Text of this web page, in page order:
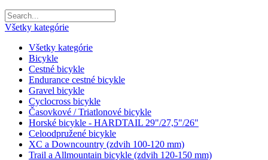
Všetky kategórie
Všetky kategórie
Bicykle
Cestné bicykle
Endurance cestné bicykle
Gravel bicykle
Cyclocross bicykle
Časovkové / Triatlonové bicykle
Horské bicykle - HARDTAIL 29"/27,5"/26"
Celoodpružené bicykle
XC a Downcountry (zdvih 100-120 mm)
Trail a Allmountain bicykle (zdvih 120-150 mm)